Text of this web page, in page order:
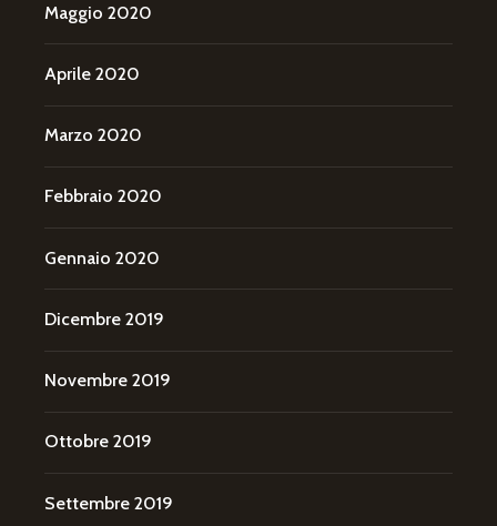
Maggio 2020
Aprile 2020
Marzo 2020
Febbraio 2020
Gennaio 2020
Dicembre 2019
Novembre 2019
Ottobre 2019
Settembre 2019